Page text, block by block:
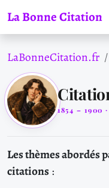
La Bonne Citation
LaBonneCitation.fr
1854 – 1900
Les thèmes abordés
citations: